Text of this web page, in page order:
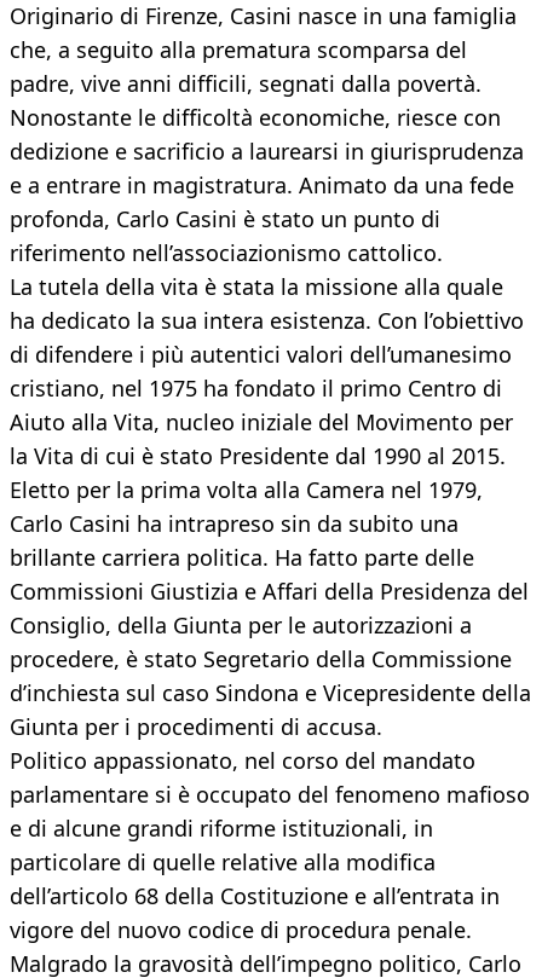
Originario di Firenze, Casini nasce in una famiglia
che, a seguito alla prematura scomparsa del
padre, vive anni difficili, segnati dalla povertà.
Nonostante le difficoltà economiche, riesce con
dedizione e sacrificio a laurearsi in giurisprudenza
e a entrare in magistratura. Animato da una fede
profonda, Carlo Casini è stato un punto di
riferimento nell’associazionismo cattolico.
La tutela della vita è stata la missione alla quale
ha dedicato la sua intera esistenza. Con l’obiettivo
di difendere i più autentici valori dell’umanesimo
cristiano, nel 1975 ha fondato il primo Centro di
Aiuto alla Vita, nucleo iniziale del Movimento per
la Vita di cui è stato Presidente dal 1990 al 2015.
Eletto per la prima volta alla Camera nel 1979,
Carlo Casini ha intrapreso sin da subito una
brillante carriera politica. Ha fatto parte delle
Commissioni Giustizia e Affari della Presidenza del
Consiglio, della Giunta per le autorizzazioni a
procedere, è stato Segretario della Commissione
d’inchiesta sul caso Sindona e Vicepresidente della
Giunta per i procedimenti di accusa.
Politico appassionato, nel corso del mandato
parlamentare si è occupato del fenomeno mafioso
e di alcune grandi riforme istituzionali, in
particolare di quelle relative alla modifica
dell’articolo 68 della Costituzione e all’entrata in
vigore del nuovo codice di procedura penale.
Malgrado la gravosità dell’impegno politico, Carlo